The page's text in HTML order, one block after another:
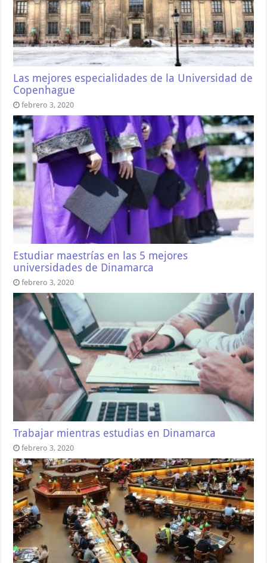
Las mejores especialidades de la Universidad de
Copenhague
febrero 3, 2020
Estudiar maestrías en las 5 mejores
universidades de Dinamarca
febrero 3, 2020
Trabajar mientras estudias en Dinamarca
febrero 3, 2020